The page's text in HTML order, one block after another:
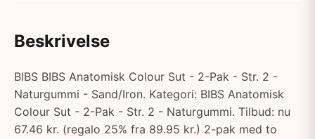
Beskrivelse
BIBS BIBS Anatomisk Colour Sut - 2-Pak - Str. 2 -
Naturgummi - Sand/Iron. Kategori: BIBS Anatomisk
Colour Sut - 2-Pak - Str. 2 - Naturgummi. Tilbud: nu
67.46 kr. (regalo 25% fra 89.95 kr.) 2-pak med to